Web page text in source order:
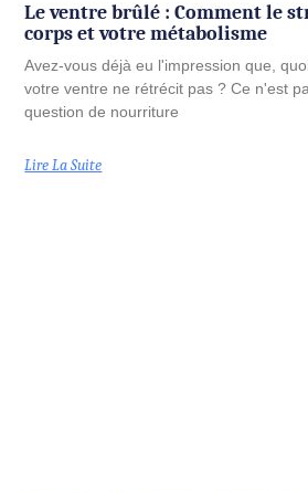
Le ventre brûlé : Comment le
corps et votre métabolisme
Avez-vous déjà eu l'impression que,
votre ventre ne rétrécit pas ? Ce n'est
question de nourriture
Lire La Suite